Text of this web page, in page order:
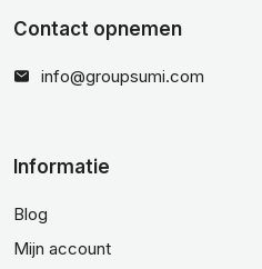
Contact opnemen
info@groupsumi.com
Informatie
Blog
Mijn account